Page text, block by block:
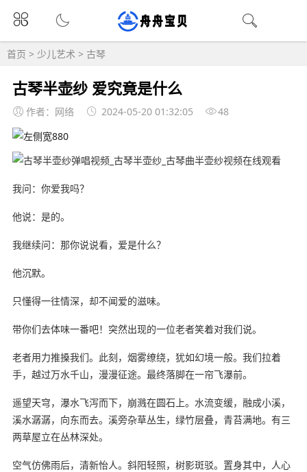
首页 > 少儿艺术 > 古琴
古琴半壶纱 爱究竟是什么
作者：网络 2024-05-20 01:32:05 48
我问：你爱我吗？
他说：是的。
我继续问：那你说说看，爱是什么？
他沉默。
只懂得一往情深，却不闻爱的滋味。
带你们去体味一番吧！突然出现的一位老者笑着对我们说。
老者用力推搡我们。此刻，烟雾缭绕，犹如幻境一般。我们拉着
手，越过万水千山，漫漫征途。最终落脚在一帘飞瀑前。
遥望天穹，瀑水飞泻而下，崩溅在圆石上。水流变缓，融成小溪，
溪水潺潺，向东而去。溪旁杂草丛生，绿竹层叠，青苔满地。有三
两草屋立在丛林深处。
空气仿佛雨后，清新怡人。斜阳轻照，树影斑驳。置身其中，人心